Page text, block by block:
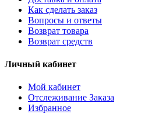
Как сделать заказ
Вопросы и ответы
Возврат товара
Возврат средств
Личный кабинет
Мой кабинет
Отслеживание Заказа
Избранное